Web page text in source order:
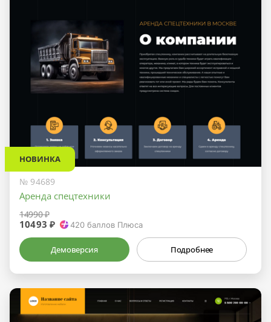
НОВИНКА
№ 94689
Аренда спецтехники
14990 ₽
10493 ₽ 420 баллов Плюса
Демоверсия Подробнее